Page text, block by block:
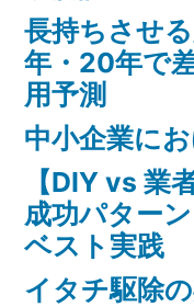
長持ちさせ
年・20年で
用予測
中小企業に
【DIY vs 業
成功パター
ベスト実践
イタチ駆除